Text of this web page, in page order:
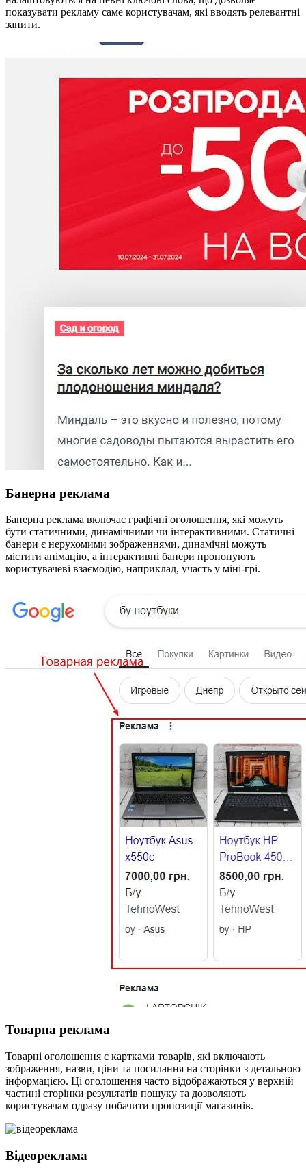
показувати рекламу саме користувачам, які вводять релевантні
запити.
Банерна реклама
Банерна реклама включає графічні оголошення, які можуть
бути статичними, динамічними чи інтерактивними. Статичні
банери є нерухомими зображеннями, динамічні можуть
містити анімацію, а інтерактивні банери пропонують
користувачеві взаємодію, наприклад, участь у міні-грі.
Товарна реклама
Товарні оголошення є картками товарів, які включають
зображення, назви, ціни та посилання на сторінки з детальною
інформацією. Ці оголошення часто відображаються у верхній
частині сторінки результатів пошуку та дозволяють
користувачам одразу побачити пропозиції магазинів.
Відеореклама